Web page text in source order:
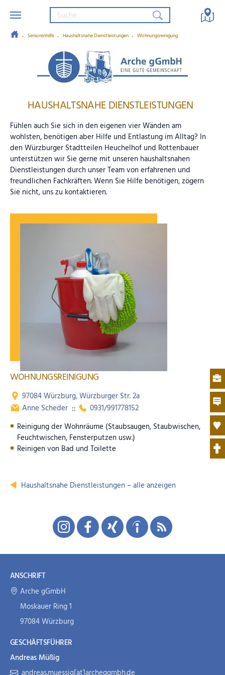
Seniorenhilfe Haushaltsnahe Dienstleistungen Wohnungsreinigung
HAUSHALTSNAHE DIENSTLEISTUNGEN
Fühlen auch Sie sich in den eigenen vier Wänden am
wohlsten, benötigen aber Hilfe und Entlastung im Alltag? In
den Würzburger Stadtteilen Heuchelhof und Rottenbauer
unterstützen wir Sie gerne mit unseren haushaltsnahen
Dienstleistungen durch unser Team von erfahrenen und
freundlichen Fachkräften. Wenn Sie Hilfe benötigen, zögern
Sie nicht, uns zu kontaktieren.
WOHNUNGSREINIGUNG
97084 Würzburg, Würzburger Str. 2a
Anne Scheder::
0931/991778152
Reinigung der Wohnräume (Staubsaugen, Staubwischen,
Feuchtwischen, Fensterputzen usw.)
Reinigen von Bad und Toilette
Haushaltsnahe Dienstleistungen – alle anzeigen
ANSCHRIFT
Arche gGmbH
Moskauer Ring 1
97084 Würzburg
GESCHÄFTSFÜHRER
Andreas Müßig